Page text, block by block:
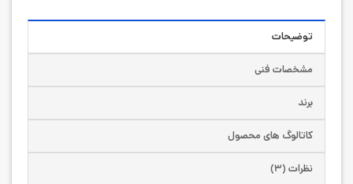
توضیحات
مشخصات فنی
برند
کاتالوگ های محصول
نظرات (۳)